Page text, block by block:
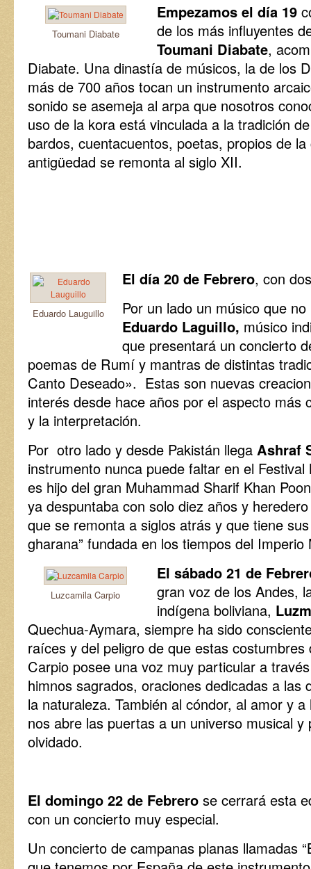
Toumani Diabate
Empezamos el día 19
de los más influyentes
Toumani Diabate,
Diabate. Una dinastía de músicos, la de los
más de 700 años tocan un instrumento
sonido se asemeja al arpa que nosotros
uso de la kora está vinculada a la tradición
bardos, cuentacuentos, poetas, propios de
antigüedad se remonta al siglo XII.
Eduardo Lauguillo
El día 20 de Febrero, con
Por un lado un músico que
Eduardo Laguillo, músico
que presentará un concierto
poemas de Rumí y mantras de distintas
Canto Deseado». Estas son nuevas
interés desde hace años por el aspecto más
y la interpretación.
Por otro lado y desde Pakistán llega Ashraf
instrumento nunca puede faltar en el Festival
es hijo del gran Muhammad Sharif Khan
ya despuntaba con solo diez años y
que se remonta a siglos atrás y que tiene
gharana” fundada en los tiempos del Imperio
Luzcamila Carpio
El sábado 21 de
gran voz de los Andes,
indígena boliviana,
Quechua-Aymara, siempre ha sido
raíces y del peligro de que estas
Carpio posee una voz muy particular a
himnos sagrados, oraciones dedicadas a las
la naturaleza. También al cóndor, al amor y
nos abre las puertas a un universo musical y
olvidado.
El domingo 22 de Febrero se cerrará esta
con un concierto muy especial.
Un concierto de campanas planas llamadas